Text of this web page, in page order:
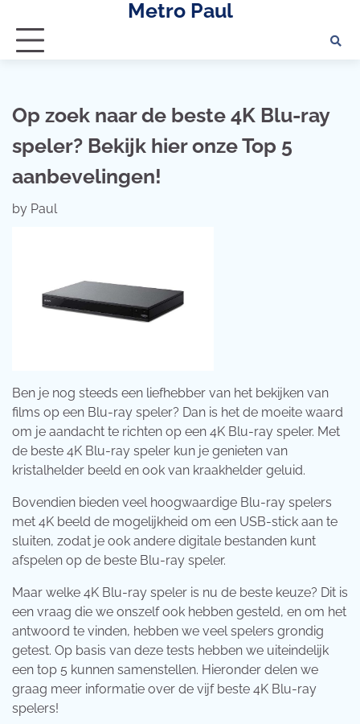
content
Metro Paul
Op zoek naar de beste 4K Blu-ray
speler? Bekijk hier onze Top 5
aanbevelingen!
by Paul
Ben je nog steeds een liefhebber van het bekijken van
films op een Blu-ray speler? Dan is het de moeite waard
om je aandacht te richten op een 4K Blu-ray speler. Met
de beste 4K Blu-ray speler kun je genieten van
kristalhelder beeld en ook van kraakhelder geluid.
Bovendien bieden veel hoogwaardige Blu-ray spelers
met 4K beeld de mogelijkheid om een USB-stick aan te
sluiten, zodat je ook andere digitale bestanden kunt
afspelen op de beste Blu-ray speler.
Maar welke 4K Blu-ray speler is nu de beste keuze? Dit is
een vraag die we onszelf ook hebben gesteld, en om het
antwoord te vinden, hebben we veel spelers grondig
getest. Op basis van deze tests hebben we uiteindelijk
een top 5 kunnen samenstellen. Hieronder delen we
graag meer informatie over de vijf beste 4K Blu-ray
spelers!